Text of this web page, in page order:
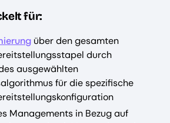
für:
über den gesamten
durch
ausgewählten
für die spezifische
Managements in Bezug auf